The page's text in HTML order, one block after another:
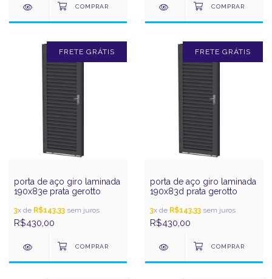
FRETE GRÁTIS
porta de aço giro laminada
190x83e prata gerotto
3x de R$143,33 sem juros
R$430,00
FRETE GRÁTIS
porta de aço giro laminada
190x83d prata gerotto
3x de R$143,33 sem juros
R$430,00